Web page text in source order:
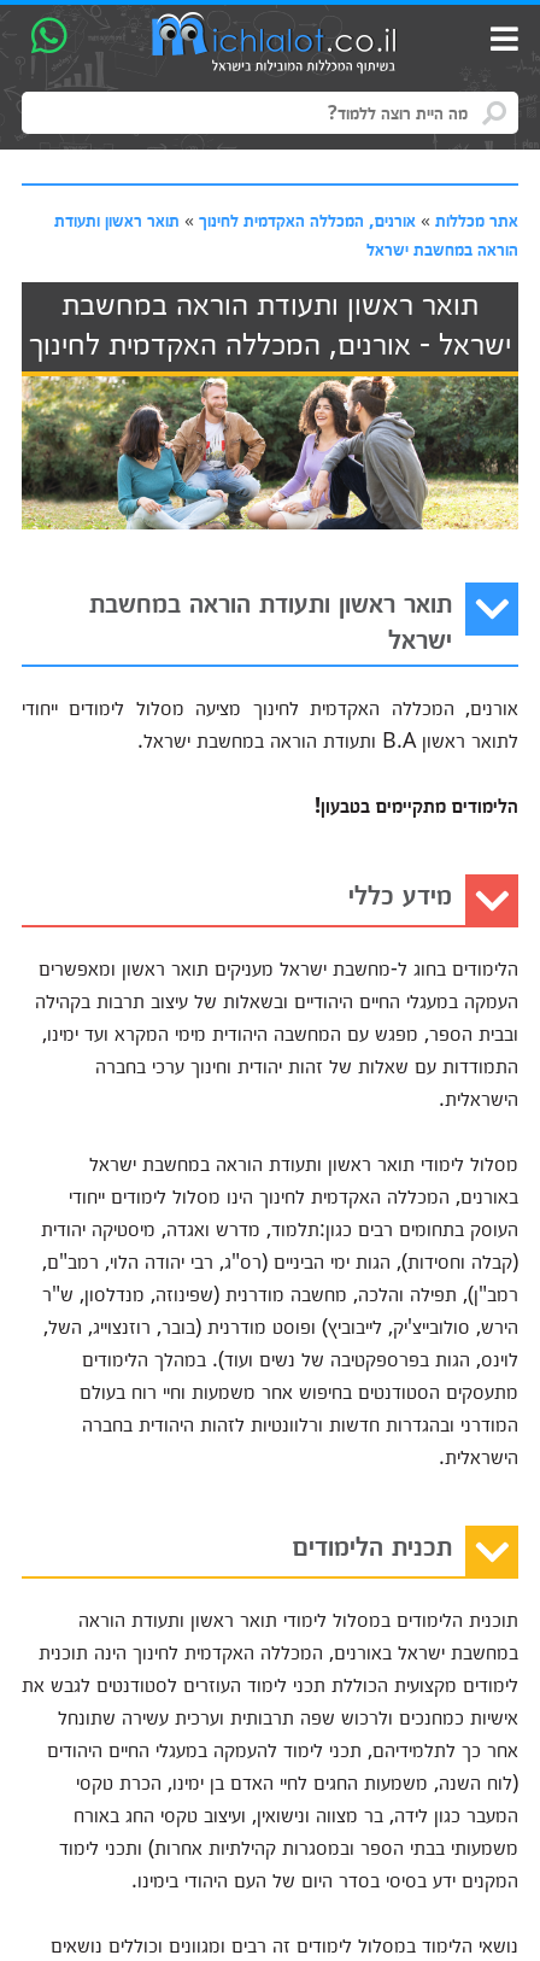
אתר מכללות» אורנים, המכללה האקדמית לחינוך» תואר ראשון ותעודת
הוראה במחשבת ישראל
תואר ראשון ותעודת הוראה במחשבת
ישראל - אורנים, המכללה האקדמית לחינוך
תואר ראשון ותעודת הוראה במחשבת
ישראל
אורנים, המכללה האקדמית לחינוך מציעה מסלול לימודים ייחודי
לתואר ראשון B.A ותעודת הוראה במחשבת ישראל.
הלימודים מתקיימים בטבעון!
מידע כללי
הלימודים בחוג ל-מחשבת ישראל מעניקים תואר ראשון ומאפשרים
העמקה במעגלי החיים היהודיים ובשאלות של עיצוב תרבות בקהילה
ובבית הספר, מפגש עם המחשבה היהודית מימי המקרא ועד ימינו,
התמודדות עם שאלות של זהות יהודית וחינוך ערכי בחברה
הישראלית.
מסלול לימודי תואר ראשון ותעודת הוראה במחשבת ישראל
באורנים, המכללה האקדמית לחינוך הינו מסלול לימודים ייחודי
העוסק בתחומים רבים כגון:תלמוד, מדרש ואגדה, מיסטיקה יהודית
(קבלה וחסידות), הגות ימי הביניים (רס"ג, רבי יהודה הלוי, רמב"ם,
רמב"ן), תפילה והלכה, מחשבה מודרנית (שפינוזה, מנדלסון, ש"ר
הירש, סולובייצ'יק, לייבוביץ) ופוסט מודרנית (בובר, רוזנצוייג, השל,
לוינס, הגות בפרספקטיבה של נשים ועוד). במהלך הלימודים
מתעסקים הסטודנטים בחיפוש אחר משמעות וחיי רוח בעולם
המודרני ובהגדרות חדשות ורלוונטיות לזהות היהודית בחברה
הישראלית.
תכנית הלימודים
תוכנית הלימודים במסלול לימודי תואר ראשון ותעודת הוראה
במחשבת ישראל באורנים, המכללה האקדמית לחינוך הינה תוכנית
לימודים מקצועית הכוללת תכני לימוד העוזרים לסטודנטים לגבש את
אישיות כמחנכים ולרכוש שפה תרבותית וערכית עשירה שתונחל
אחר כך לתלמידיהם, תכני לימוד להעמקה במעגלי החיים היהודים
(לוח השנה, משמעות החגים לחיי האדם בן ימינו, הכרת טקסי
המעבר כגון לידה, בר מצווה ונישואין, ועיצוב טקסי החג באורח
משמעותי בבתי הספר ובמסגרות קהילתיות אחרות) ותכני לימוד
המקנים ידע בסיסי בסדר היום של העם היהודי בימינו.
נושאי הלימוד במסלול לימודים זה רבים ומגוונים וכוללים נושאים